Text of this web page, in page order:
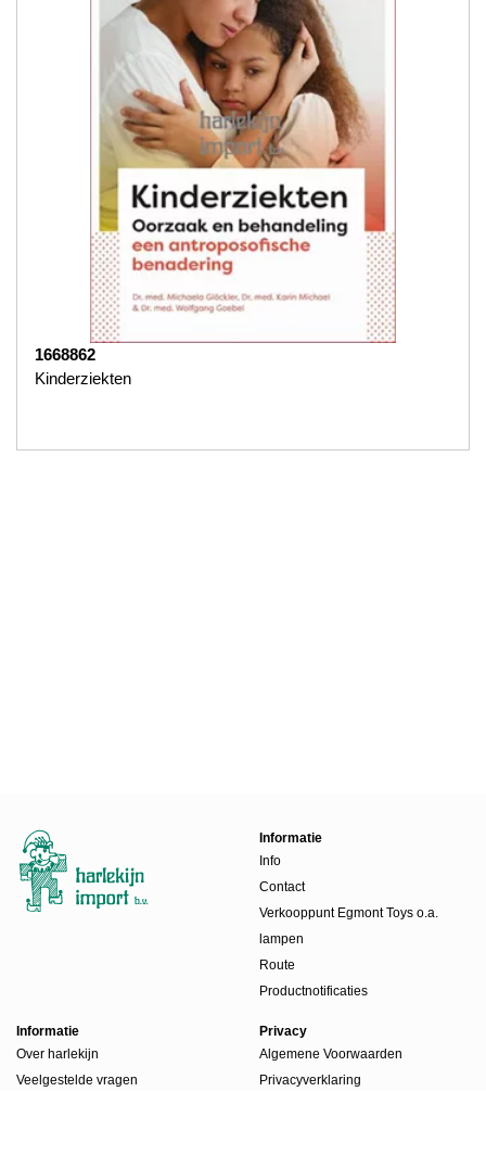
1668862
Kinderziekten
Informatie
Info
Contact
Verkooppunt Egmont Toys o.a.
lampen
Route
Productnotificaties
Informatie
Over harlekijn
Veelgestelde vragen
Privacy
Algemene Voorwaarden
Privacyverklaring